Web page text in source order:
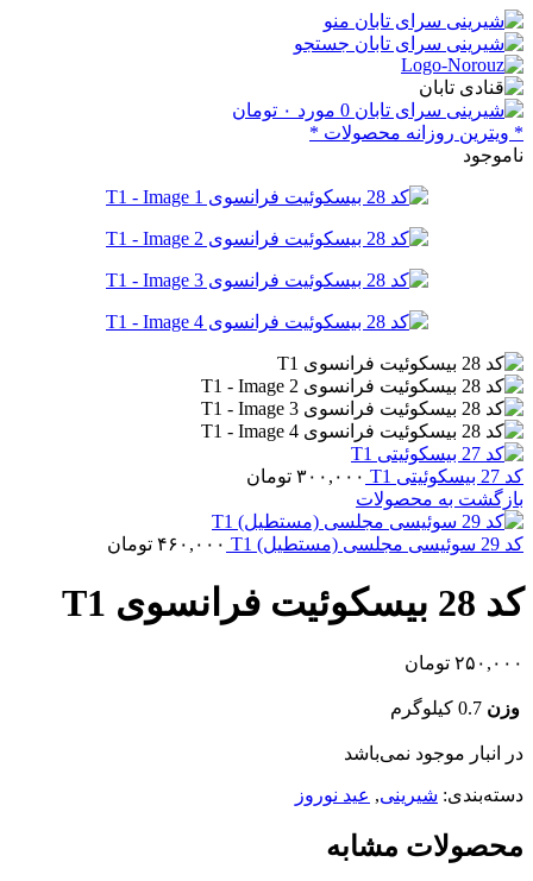
منو
جستجو
0 مورد ۰ تومان
* ویترین روزانه محصولات *
ناموجود
کد 27 بیسکوئیتی T1 ۳۰۰,۰۰۰ تومان
بازگشت به محصولات
کد 29 سوئیسی مجلسی (مستطیل) T1 ۴۶۰,۰۰۰ تومان
کد 28 بیسکوئیت فرانسوی T1
۲۵۰,۰۰۰ تومان
وزن 0.7 کیلوگرم
در انبار موجود نمی‌باشد
دسته‌بندی: شیرینی, عید نوروز
محصولات مشابه